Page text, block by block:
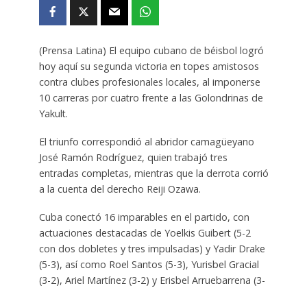
(Prensa Latina) El equipo cubano de béisbol logró
hoy aquí su segunda victoria en topes amistosos
contra clubes profesionales locales, al imponerse
10 carreras por cuatro frente a las Golondrinas de
Yakult.
El triunfo correspondió al abridor camagüeyano
José Ramón Rodríguez, quien trabajó tres
entradas completas, mientras que la derrota corrió
a la cuenta del derecho Reiji Ozawa.
Cuba conectó 16 imparables en el partido, con
actuaciones destacadas de Yoelkis Guibert (5-2
con dos dobletes y tres impulsadas) y Yadir Drake
(5-3), así como Roel Santos (5-3), Yurisbel Gracial
(3-2), Ariel Martínez (3-2) y Erisbel Arruebarrena (3-